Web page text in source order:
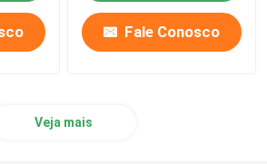
de PlaquetasFale Conosco
Veja mais